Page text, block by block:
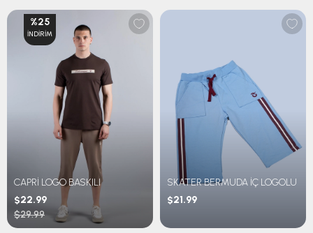
CAPRİ LOGO BASKILI
$22.99
$29.99
%25
İNDIRIM
SKATER BERMUDA İÇ LOGOLU
$21.99